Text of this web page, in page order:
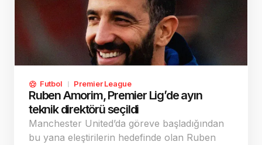
Futbol Premier League
Ruben Amorim, Premier Lig’de ayın
teknik direktörü seçildi
Manchester United’da göreve başladığından
bu yana eleştirilerin hedefinde olan Ruben